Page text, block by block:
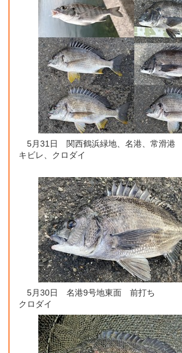
5月31日 関西鶴浜緑地、名港、常滑港
キビレ、クロダイ
5月30日 名港9号地東面 前打ち
クロダイ